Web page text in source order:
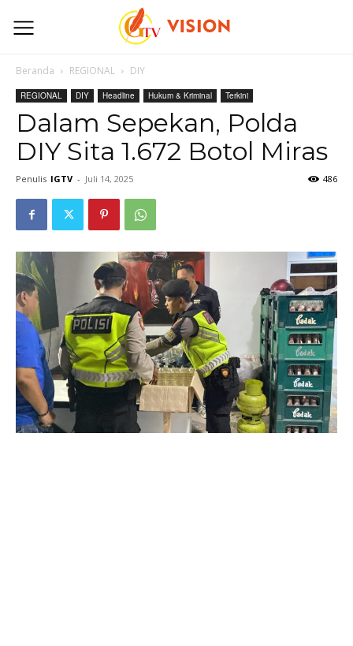
Beranda REGIONAL DIY
REGIONAL DIY Headline Hukum & Kriminal Terkini
Dalam Sepekan, Polda
DIY Sita 1.672 Botol Miras
Penulis IGTV - Juli 14, 2025 486